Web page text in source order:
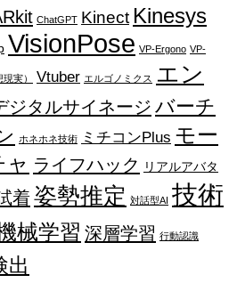
ChatGPT Kinect Kinesys
VisionPose VP-Ergono VP-
実） Vtuber エルゴノミクス エン
ジタルサイネージ バーチ
ホネホネ技術 ミチコンPlus モー
ライフハック リアルアバタ
着姿勢推定 対話型AI 技術
械学習 深層学習 行動認識
出